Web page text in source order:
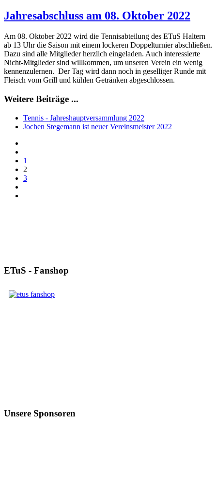
Jahresabschluss am 08. Oktober 2022
Am 08. Oktober 2022 wird die Tennisabteilung des ETuS Haltern
ab 13 Uhr die Saison mit einem lockeren Doppelturnier abschließen.
Dazu sind alle Mitglieder herzlich eingeladen. Auch interessierte
Nicht-Mitglieder sind willkommen, um unseren Verein ein wenig
kennenzulernen. Der Tag wird dann noch in geselliger Runde mit
Fleisch vom Grill und kühlen Getränken abgeschlossen.
Weitere Beiträge ...
Tennis - Jahreshauptversammlung 2022
Jochen Stegemann ist neuer Vereinsmeister 2022
1
2
3
ETuS - Fanshop
Unsere Sponsoren